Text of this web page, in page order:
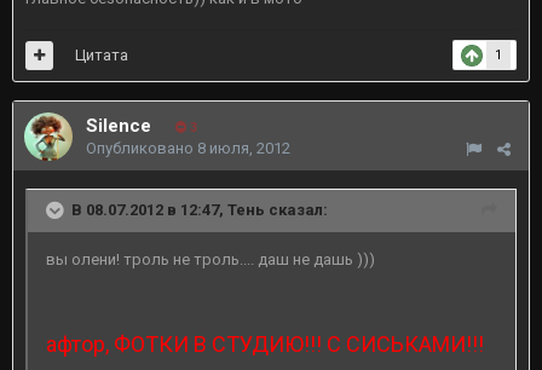
1
Цитата
Silence 3
Опубликовано 8 июля, 2012
В 08.07.2012 в 12:47, Тень сказал:
вы олени! троль не троль.... даш не дашь )))
афтор, ФОТКИ В СТУДИЮ!!! С СИСЬКАМИ!!!